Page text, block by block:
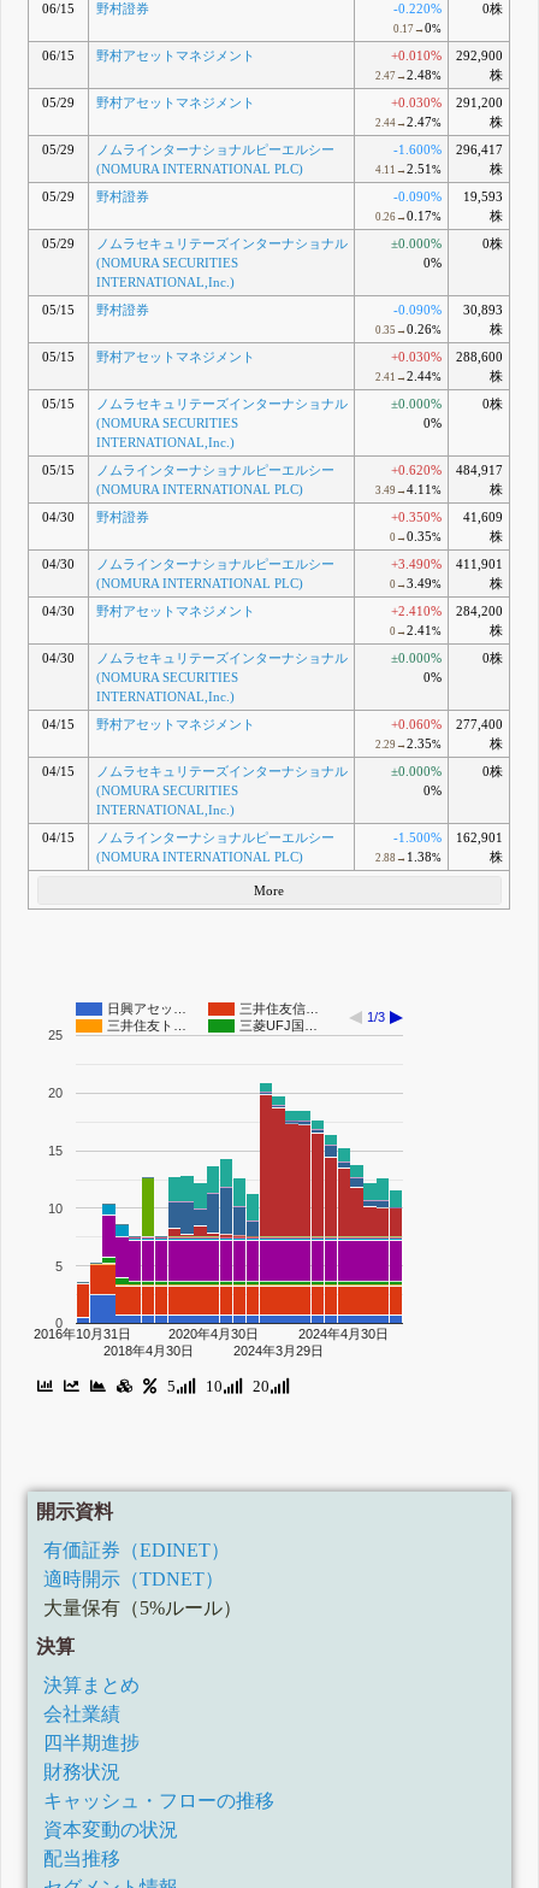
06/15
野村證券 -0.220%
0.17→ 0%
0株
06/15 野村アセットマネジメント +0.010%
2.47→ 2.48%
292,900
株
05/29
野村アセットマネジメント +0.030%
2.44→ 2.47%
291,200
株
05/29
ノムラインターナショナルピーエルシー
(NOMURA INTERNATIONAL PLC)
-1.600%
4.11→ 2.51 %
296,417
株
05/29
野村證券 -0.090%
0.26→ 0.17%
19,593
株
05/29
ノムラセキュリテーズインターナショナル
(NOMURA SECURITIES
INTERNATIONAL,Inc.)
±0.000%
0%
0株
05/15 野村證券 -0.090%
0.35→ 0.26%
30,893
株
05/15
野村アセットマネジメント +0.030%
2.41→ 2.44%
288,600
株
05/15
ノムラセキュリテーズインターナショナル
(NOMURA SECURITIES
INTERNATIONAL,Inc.)
±0.000%
0%
0株
05/15
ノムラインターナショナルピーエルシー
(NOMURA INTERNATIONAL PLC)
+0.620%
3.49→ 4.11 %
484,917
株
04/30
野村證券 +0.350%
0→ 0.35%
41,609
株
04/30
ノムラインターナショナルピーエルシー
(NOMURA INTERNATIONAL PLC)
+3.490%
0→ 3.49%
411,901
株
04/30
野村アセットマネジメント +2.410%
0→ 2.41 %
284,200
株
04/30
ノムラセキュリテーズインターナショナル
(NOMURA SECURITIES
INTERNATIONAL,Inc.)
±0.000%
0%
0株
04/15 野村アセットマネジメント +0.060%
2.29→ 2.35%
277,400
株
04/15
ノムラセキュリテーズインターナショナル
(NOMURA SECURITIES
INTERNATIONAL,Inc.)
±0.000%
0%
0株
04/15
ノムラインターナショナルピーエルシー
(NOMURA INTERNATIONAL PLC)
-1.500%
2.88→ 1.38%
162,901
株
More
日興アセッ…
三井住友信…
三井住友ト…
三菱UFJ国…
1/3
2016年10月31日
2018年4月30日
2020年4月30日
2024年3月29日
2024年4月30日
0
5
10
15
20
25
5 10 20
開示資料
有価証券（EDINET）
適時開示（TDNET）
大量保有（5%ルール）
決算
決算まとめ
会社業績
四半期進捗
財務状況
キャッシュ・フローの推移
資本変動の状況
配当推移